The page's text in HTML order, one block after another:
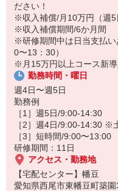
☆ココがPoint☆
・職場の近くに保育所（保
り迎えの時間の心配がいりま
・家事・夕食の支度なども
ださい！
※収入補償/月10万円（週5
※収入補償期間/6か月間
※研修期間中は日当支払
0〜13：30）
※月15万円以上コース新導
勤務時間・曜日
週4日〜週5日
勤務例
［1］週5日/9:00-14:30
［2］週4日/9:00-14:30 ※
［3］短時間/9:00〜13:00
研修期間：11日
アクセス・勤務地
【宅配センター】幡豆
愛知県西尾市東幡豆町築園